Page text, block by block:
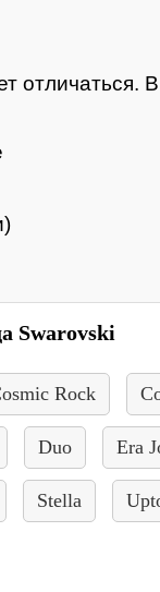
Swarovski
Rock
Duo Era
Stella